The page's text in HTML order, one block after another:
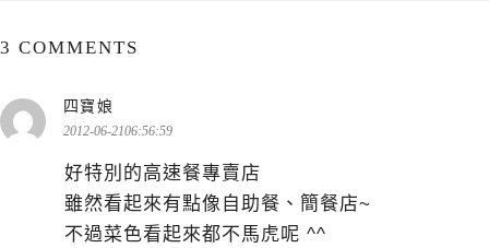
3 COMMENTS
四寶娘
示:
2012-06-2106:56:59
好特別的高速餐專賣店
雖然看起來有點像自助餐、簡餐店~
不過菜色看起來都不馬虎呢 ^^